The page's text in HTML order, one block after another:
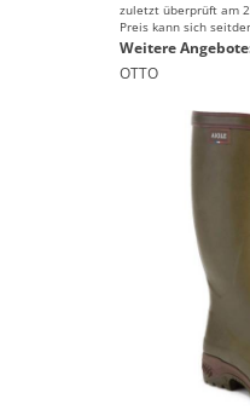
zuletzt überprüft am
Preis kann sich
Weitere
OTTO